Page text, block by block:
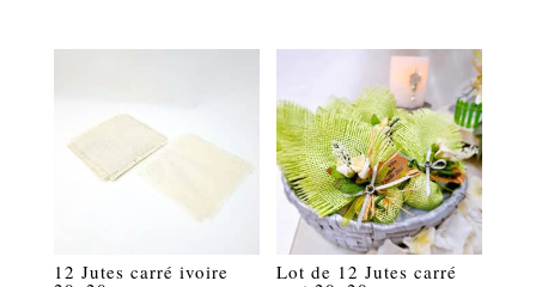
12 Jutes carré ivoire Lot de 12 Jutes carré